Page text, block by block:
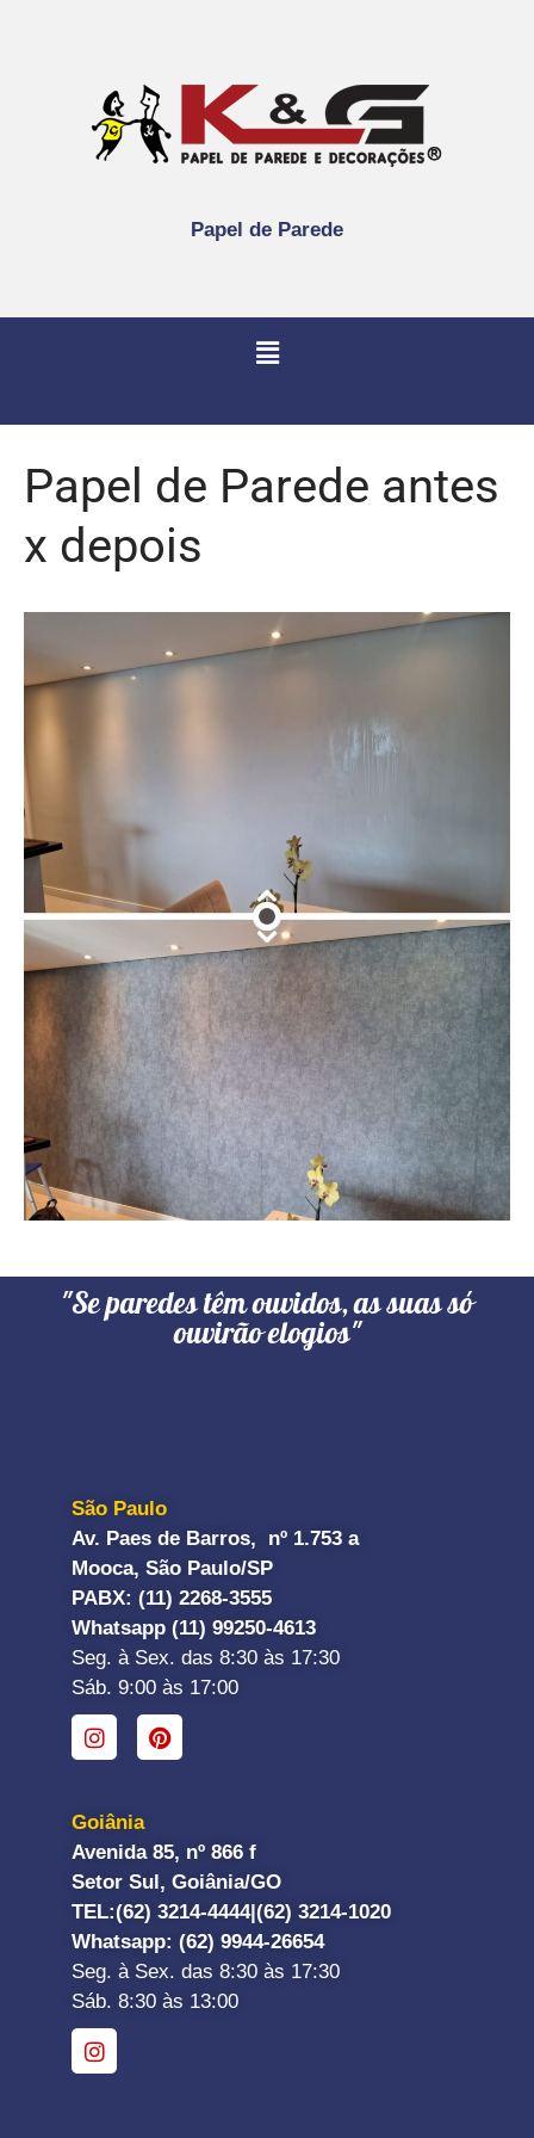
Papel de Parede
Papel de Parede antes
x depois
"Se paredes têm ouvidos, as suas só
ouvirão elogios"
São Paulo
Av. Paes de Barros, nº 1.753 a
Mooca, São Paulo/SP
PABX: (11) 2268-3555
Whatsapp (11) 99250-4613
Seg. à Sex. das 8:30 às 17:30
Sáb. 9:00 às 17:00
Goiânia
Avenida 85, nº 866 f
Setor Sul, Goiânia/GO
TEL:(62) 3214-4444|(62) 3214-1020
Whatsapp: (62) 9944-26654
Seg. à Sex. das 8:30 às 17:30
Sáb. 8:30 às 13:00